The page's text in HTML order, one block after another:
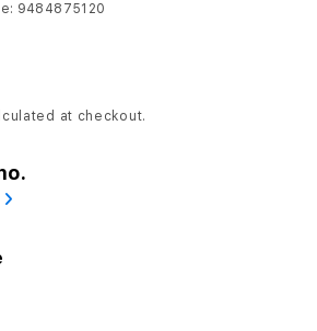
9484875120
at checkout.